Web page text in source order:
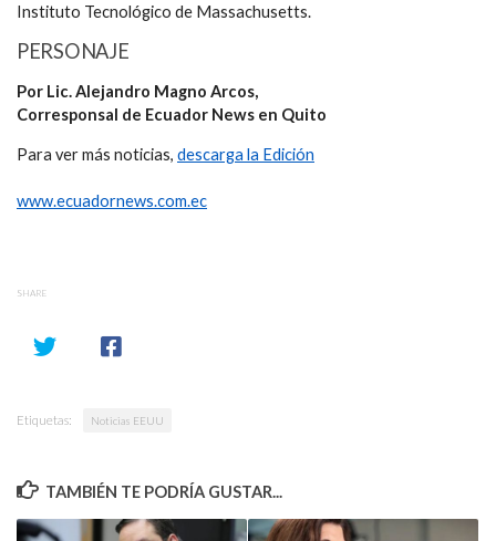
Instituto Tecnológico de Massachusetts.
PERSONAJE
Por Lic. Alejandro Magno Arcos,
Corresponsal de Ecuador News en Quito
Para ver más noticias, descarga la Edición
www.ecuadornews.com.ec
SHARE
Etiquetas: Noticias EEUU
TAMBIÉN TE PODRÍA GUSTAR...